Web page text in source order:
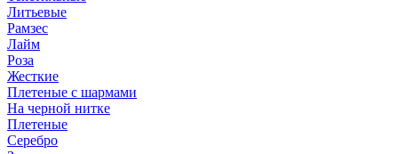
Литьевые
Рамзес
Лайм
Роза
Жесткие
Плетеные с шармами
На черной нитке
Плетеные
Серебро